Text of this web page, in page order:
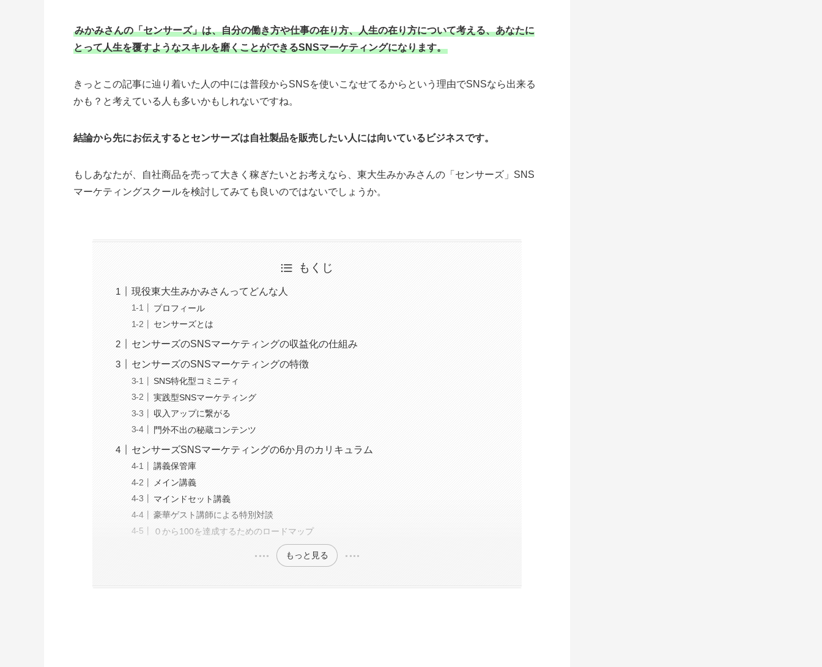
みかみさんの「センサーズ」は、自分の働き方や仕事の在り方、人生の在り方について考える、あなたに
とって人生を覆すようなスキルを磨くことができるSNSマーケティングになります。
きっとこの記事に辿り着いた人の中には普段からSNSを使いこなせてるからという理由でSNSなら出来る
かも？と考えている人も多いかもしれないですね。
結論から先にお伝えするとセンサーズは自社製品を販売したい人には向いているビジネスです。
もしあなたが、自社商品を売って大きく稼ぎたいとお考えなら、東大生みかみさんの「センサーズ」SNS
マーケティングスクールを検討してみても良いのではないでしょうか。
もくじ
現役東大生みかみさんってどんな人
プロフィール
センサーズとは
センサーズのSNSマーケティングの収益化の仕組み
センサーズのSNSマーケティングの特徴
SNS特化型コミニティ
実践型SNSマーケティング
収入アップに繋がる
門外不出の秘蔵コンテンツ
センサーズSNSマーケティングの6か月のカリキュラム
講義保管庫
メイン講義
マインドセット講義
豪華ゲスト講師による特別対談
０から100を達成するためのロードマップ
もっと見る